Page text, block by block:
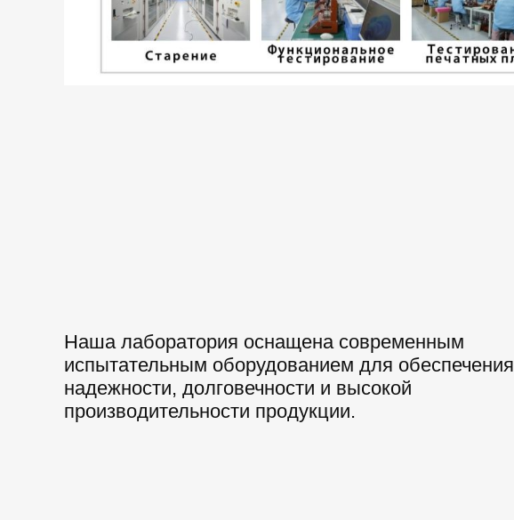
Наша лаборатория оснащена современным
испытательным оборудованием для обеспечения
надежности, долговечности и высокой
производительности продукции.